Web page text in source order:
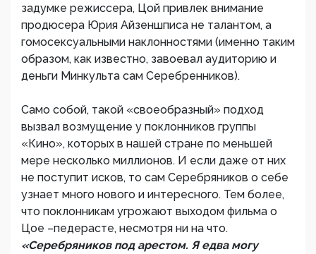
задумке режиссера, Цой привлек внимание
продюсера Юрия Айзеншписа не талантом, а
гомосексуальными наклонностями (именно таким
образом, как известно, завоевал аудиторию и
деньги Минкульта сам Серебренников).
Само собой, такой «своеобразный» подход
вызвал возмущение у поклонников группы
«Кино», которых в нашей стране по меньшей
мере несколько миллионов. И если даже от них
не поступит исков, то сам Серебряников о себе
узнает много нового и интересного. Тем более,
что поклонникам угрожают выходом фильма о
Цое –педерасте, несмотря ни на что.
«Серебряников под арестом. Я едва могу